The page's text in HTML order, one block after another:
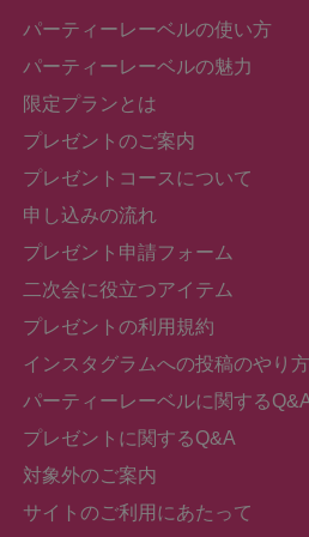
パーティーレーベルの使い方
パーティーレーベルの魅力
限定プランとは
プレゼントのご案内
プレゼントコースについて
申し込みの流れ
プレゼント申請フォーム
二次会に役立つアイテム
プレゼントの利用規約
インスタグラムへの投稿のやり方
パーティーレーベルに関する
プレゼントに関するQ&A
対象外のご案内
サイトのご利用にあたって